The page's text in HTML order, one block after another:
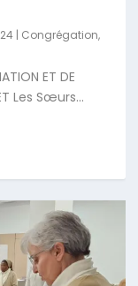
| Congrégation,
ET DE
Les Sœurs...